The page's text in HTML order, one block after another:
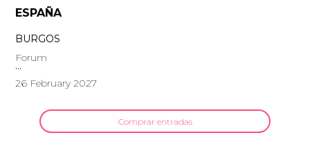
ESPAÑA
BURGOS
Forum
26 February 2027
Comprar entradas